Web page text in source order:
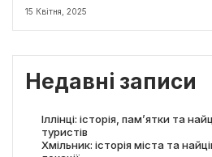
15 Квітня, 2025
Недавні записи
Іллінці: історія, пам’ятки та
туристів
Хмільник: історія міста та